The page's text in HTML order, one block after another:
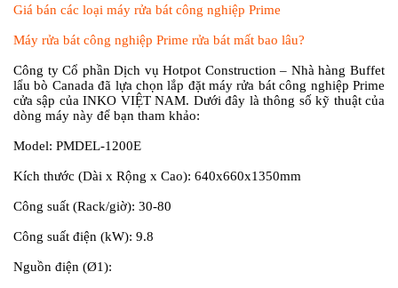
Giá bán các loại máy rửa bát công nghiệp Prime
Máy rửa bát công nghiệp Prime rửa bát mất bao lâu?
Công ty Cổ phần Dịch vụ Hotpot Construction – Nhà hàng Buffet
lẩu bò Canada đã lựa chọn lắp đặt máy rửa bát công nghiệp Prime
cửa sập của INKO VIỆT NAM. Dưới đây là thông số kỹ thuật của
dòng máy này để bạn tham khảo:
Model: PMDEL-1200E
Kích thước (Dài x Rộng x Cao): 640x660x1350mm
Công suất (Rack/giờ): 30-80
Công suất điện (kW): 9.8
Nguồn điện (Ø1):